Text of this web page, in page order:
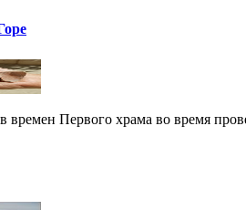
времен Первого храма во время